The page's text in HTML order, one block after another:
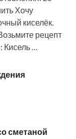
Хочу
киселёк.
рецепт
…
сметаной